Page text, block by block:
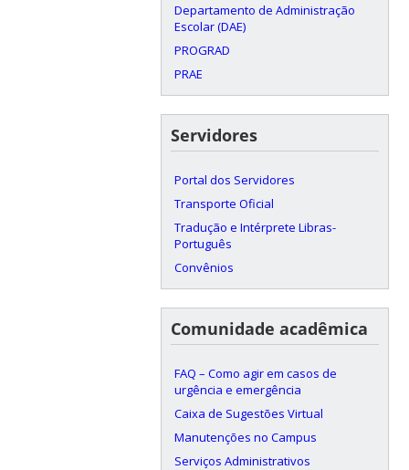
Departamento de Administração
Escolar (DAE)
PROGRAD
PRAE
Servidores
Portal dos Servidores
Transporte Oficial
Tradução e Intérprete Libras-
Português
Convênios
Comunidade acadêmica
FAQ – Como agir em casos de
urgência e emergência
Caixa de Sugestões Virtual
Manutenções no Campus
Serviços Administrativos